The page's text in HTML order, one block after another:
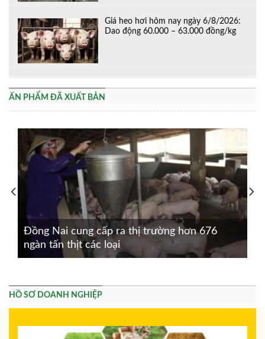
Giá heo hơi hôm nay ngày 6/8/2026:
Dao động 60.000 – 63.000 đồng/kg
ẤN PHẨM ĐÃ XUẤT BẢN
Đồng Nai cung cấp ra thị trường hơn 676
ngàn tấn thịt các loại
HỒ SƠ DOANH NGHIỆP